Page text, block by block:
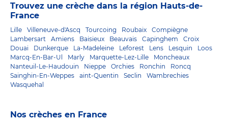
Trouvez une crèche dans la région Hauts-de-
France
Lille Villeneuve-d'Ascq Tourcoing Roubaix
Compiègne
Lambersart
Amiens Baisieux Beauvais Capinghem
Croix
Douai
Dunkerque La-Madeleine Leforest Lens Lesquin
Loos
Marcq-En-Bar-Ul
Marly Marquette-Lez-Lille
Moncheaux
Nanteuil-Le-Haudouin
Nieppe Orchies Ronchin
Roncq
Sainghin-En-Weppes
aint-Quentin Seclin
Wambrechies
Wasquehal
Nos crèches en France